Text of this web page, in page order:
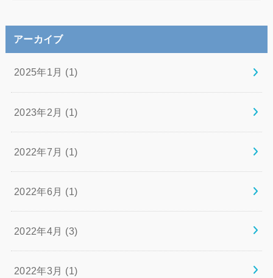
アーカイブ
2025年1月 (1)
2023年2月 (1)
2022年7月 (1)
2022年6月 (1)
2022年4月 (3)
2022年3月 (1)